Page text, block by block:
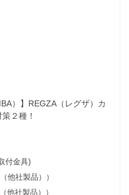
）】REGZA（レグザ）カ
２種！
付金具)
他社製品））
他社製品））